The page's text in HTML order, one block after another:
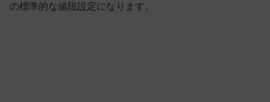
の標準的な値段設定になります。